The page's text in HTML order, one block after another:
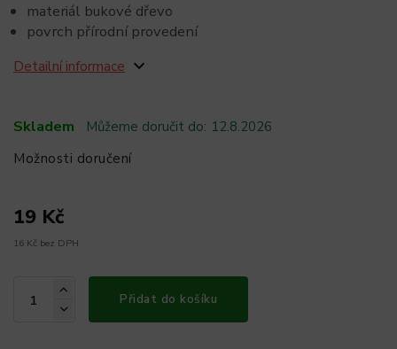
Skladem Můžeme doručit do: 12.8.2026
Možnosti doručení
19 Kč
16 Kč bez DPH
Přidat do košíku
materiál bukové dřevo
povrch přírodní provedení
Detailní informace